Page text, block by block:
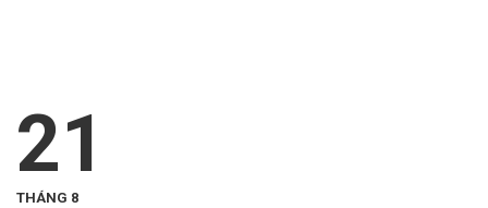
21
THÁNG 8